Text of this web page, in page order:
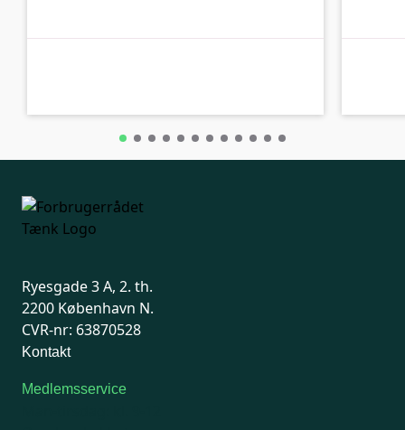
Ryesgade 3 A, 2. th.
2200 København N.
CVR-nr: 63870528
Kontakt
Medlemsservice